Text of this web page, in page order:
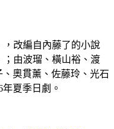
，改編自內藤了的小說
；由波瑠、橫山裕、渡
奧貫薰、佐藤玲、光石
夏季日劇。